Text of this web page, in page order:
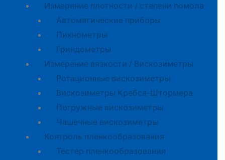
Измерение плотности / степени помола
Автоматические приборы
Пикнометры
Гриндометры
Измерение вязкости / Вискозиметры
Ротационные вискозиметры
Вискозиметры Кребса-Штормера
Погружные вискозиметры
Чашечные вискозиметры
Контроль пленкообразования
Тестер пленкообразования